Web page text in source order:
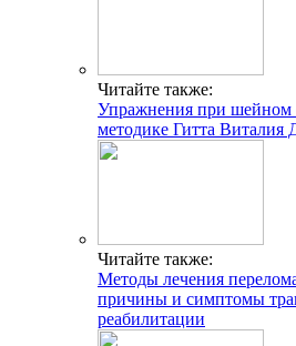
Читайте также:
Упражнения при шейном
методике Гитта Виталия
Читайте также:
Методы лечения
причины и симптомы
реабилитации
INFO@CG-SPORT.RU